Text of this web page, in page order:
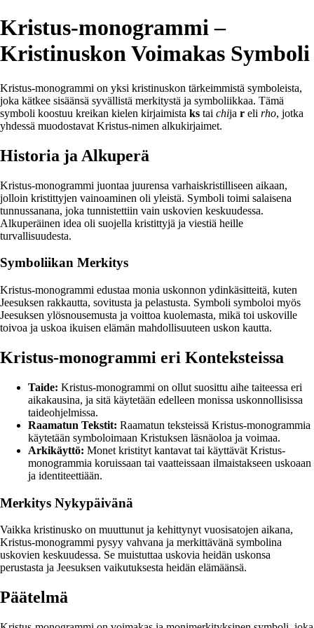
Kristus-monogrammi –
Kristinuskon Voimakas Symboli
Kristus-monogrammi on yksi kristinuskon tärkeimmistä symboleista,
joka kätkee sisäänsä syvällistä merkitystä ja symboliikkaa. Tämä
symboli koostuu kreikan kielen kirjaimista ks tai chija r eli rho, jotka
yhdessä muodostavat Kristus-nimen alkukirjaimet.
Historia ja Alkuperä
Kristus-monogrammi juontaa juurensa varhaiskristilliseen aikaan,
jolloin kristittyjen vainoaminen oli yleistä. Symboli toimi salaisena
tunnussanana, joka tunnistettiin vain uskovien keskuudessa.
Alkuperäinen idea oli suojella kristittyjä ja viestiä heille
turvallisuudesta.
Symboliikan Merkitys
Kristus-monogrammi edustaa monia uskonnon ydinkäsitteitä, kuten
Jeesuksen rakkautta, sovitusta ja pelastusta. Symboli symboloi myös
Jeesuksen ylösnousemusta ja voittoa kuolemasta, mikä toi uskoville
toivoa ja uskoa ikuisen elämän mahdollisuuteen uskon kautta.
Kristus-monogrammi eri Konteksteissa
Taide: Kristus-monogrammi on ollut suosittu aihe taiteessa eri
aikakausina, ja sitä käytetään edelleen monissa uskonnollisissa
taideohjelmissa.
Raamatun Tekstit: Raamatun teksteissä Kristus-monogrammia
käytetään symboloimaan Kristuksen läsnäoloa ja voimaa.
Arkikäyttö: Monet kristityt kantavat tai käyttävät Kristus-
monogrammia koruissaan tai vaatteissaan ilmaistakseen uskoaan
ja identiteettiään.
Merkitys Nykypäivänä
Vaikka kristinusko on muuttunut ja kehittynyt vuosisatojen aikana,
Kristus-monogrammi pysyy vahvana ja merkittävänä symbolina
uskovien keskuudessa. Se muistuttaa uskovia heidän uskonsa
perustasta ja Jeesuksen vaikutuksesta heidän elämäänsä.
Päätelmä